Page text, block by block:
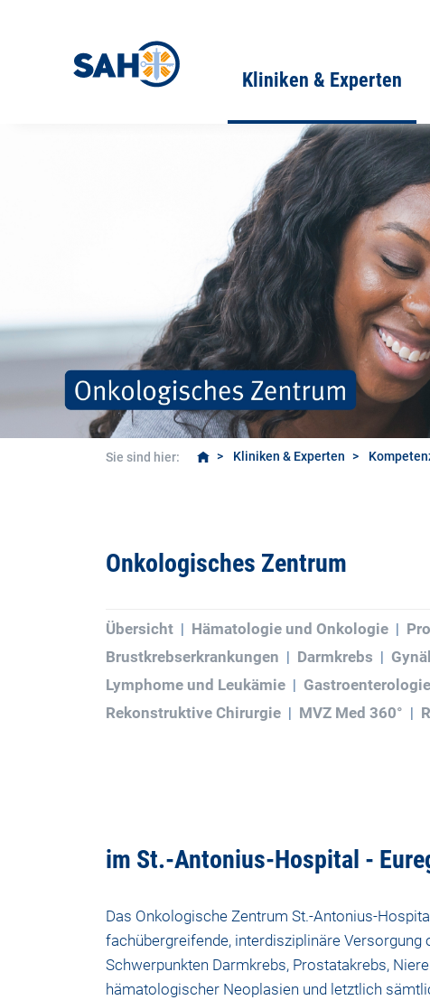
Kliniken & Experten
Sie sind hier: Kliniken & Experten
Onkologisches Zentrum
Übersicht Hämatologie und Onkologie
Brustkrebserkrankungen
Darmkrebs
Lymphome und Leukämie
Gastroenterologie
Rekonstruktive Chirurgie
MVZ Med 360°
im St.-Antonius-Hospital -
Das Onkologische Zentrum St.-Antonius-
fachübergreifende, interdisziplinäre Versorgung
Schwerpunkten Darmkrebs, Prostatakrebs,
hämatologischer Neoplasien und letztlich